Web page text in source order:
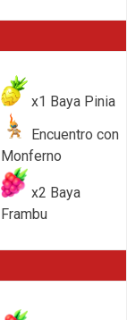
x1 Baya Pinia
Encuentro con
Monferno
x2 Baya
Frambu